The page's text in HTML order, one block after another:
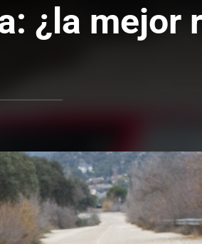
¿la mejor